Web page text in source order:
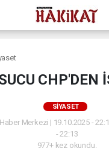
CHP'DEN
SIYASET
Merkezi | 19.10.2025 -
- 22:13
977+ kez okundu.